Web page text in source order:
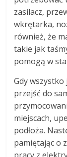
zasilacz,
wkrętarka,
również, że
takie jak
pomogą w
Gdy
przejść do
miejscach,
podłoża.
pamiętając o